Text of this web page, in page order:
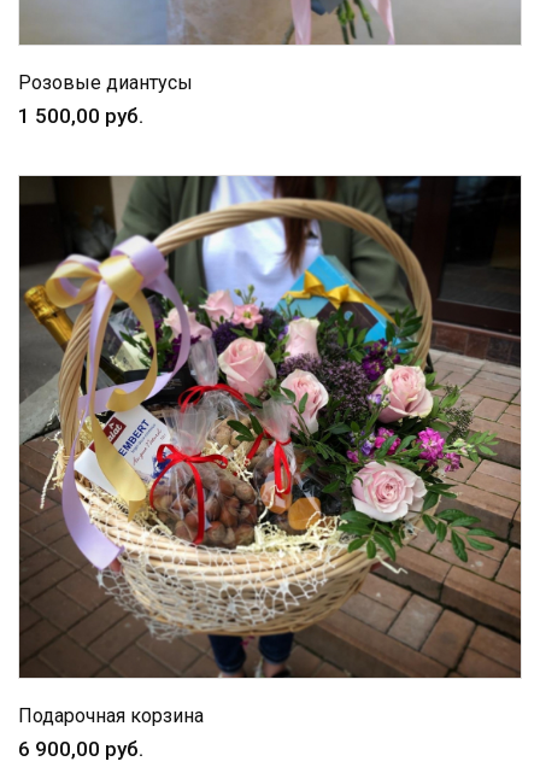
Розовые диантусы
1 500,00 руб.
Подарочная корзина
6 900,00 руб.